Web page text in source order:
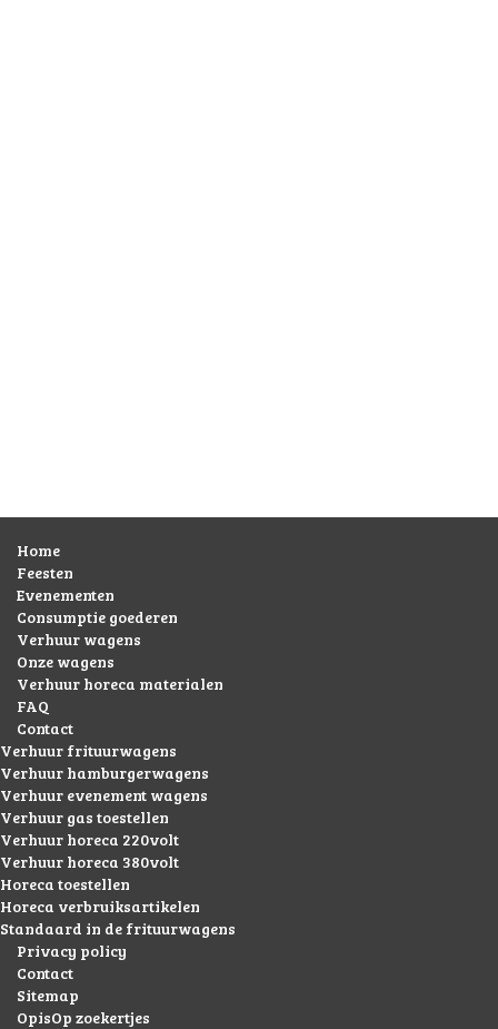
Home
Feesten
Evenementen
Consumptie goederen
Verhuur wagens
Onze wagens
Verhuur horeca materialen
FAQ
Contact
Verhuur frituurwagens
Verhuur hamburgerwagens
Verhuur evenement wagens
Verhuur gas toestellen
Verhuur horeca 220volt
Verhuur horeca 380volt
Horeca toestellen
Horeca verbruiksartikelen
Standaard in de frituurwagens
Privacy policy
Contact
Sitemap
OpisOp zoekertjes